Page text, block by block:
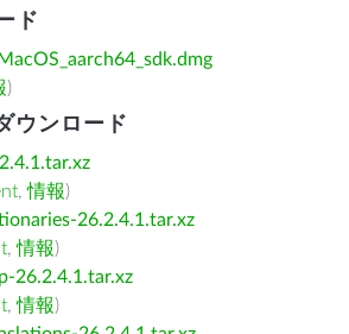
ド
)
ウンロード
,情報)
26.2.4.1.tar.xz
,情報)
26.2.4.1.tar.xz
,情報)